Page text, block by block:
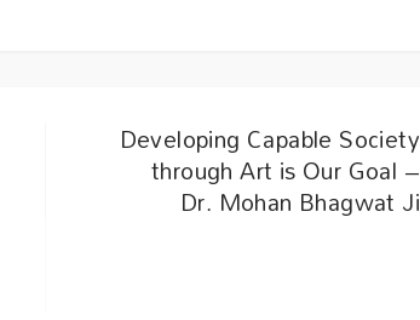
Developing Capable Society
through Art is Our Goal –
Dr. Mohan Bhagwat Ji